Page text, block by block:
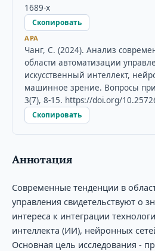
1689-x
Скопировать
APA
Чанг, С. (2024). Анализ
области автоматизации
искусственный интеллект,
машинное зрение. Вопросы
3(7), 8-15. https://doi.org/
Скопировать
Аннотация
Современные тенденции в
управления свидетельствуют о
интереса к интеграции
интеллекта (ИИ), нейронных
Основная цель исследования -